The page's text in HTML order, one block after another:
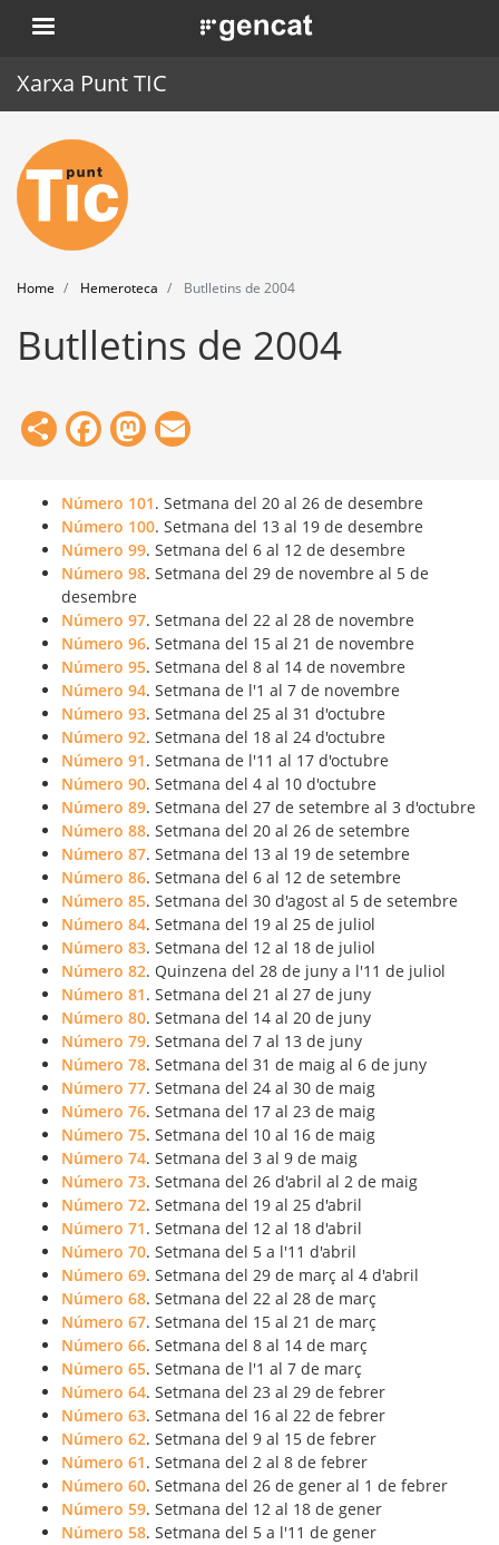
Skip
to
. Obre en una nova finestra.
Xarxa Punt TIC
Home
Punt TIC
News
Events
Training
Tools
Home Hemeroteca Butlletins de 2004
Butlletins de 2004
ShareFacebook
Mastodon
Número 101. Setmana del 20 al 26 de desembre
Número 100. Setmana del 13 al 19 de desembre
Número 99. Setmana del 6 al 12 de desembre
Número 98. Setmana del 29 de novembre al 5 de
desembre
Número 97. Setmana del 22 al 28 de novembre
Número 96. Setmana del 15 al 21 de novembre
Número 95. Setmana del 8 al 14 de novembre
Número 94. Setmana de l'1 al 7 de novembre
Número 93. Setmana del 25 al 31 d'octubre
Número 92. Setmana del 18 al 24 d'octubre
Número 91. Setmana de l'11 al 17 d'octubre
Número 90. Setmana del 4 al 10 d'octubre
Número 89. Setmana del 27 de setembre al 3 d'octubre
Número 88. Setmana del 20 al 26 de setembre
Número 87. Setmana del 13 al 19 de setembre
Número 86. Setmana del 6 al 12 de setembre
Número 85. Setmana del 30 d'agost al 5 de setembre
Número 84. Setmana del 19 al 25 de juliol
Número 83. Setmana del 12 al 18 de juliol
Número 82. Quinzena del 28 de juny a l'11 de juliol
Número 81. Setmana del 21 al 27 de juny
Número 80. Setmana del 14 al 20 de juny
Número 79. Setmana del 7 al 13 de juny
Número 78. Setmana del 31 de maig al 6 de juny
Número 77. Setmana del 24 al 30 de maig
Número 76. Setmana del 17 al 23 de maig
Número 75. Setmana del 10 al 16 de maig
Número 74. Setmana del 3 al 9 de maig
Número 73. Setmana del 26 d'abril al 2 de maig
Número 72. Setmana del 19 al 25 d'abril
Número 71. Setmana del 12 al 18 d'abril
Número 70. Setmana del 5 a l'11 d'abril
Número 69. Setmana del 29 de març al 4 d'abril
Número 68. Setmana del 22 al 28 de març
Número 67. Setmana del 15 al 21 de març
Número 66. Setmana del 8 al 14 de març
Número 65. Setmana de l'1 al 7 de març
Número 64. Setmana del 23 al 29 de febrer
Número 63. Setmana del 16 al 22 de febrer
Número 62. Setmana del 9 al 15 de febrer
Número 61. Setmana del 2 al 8 de febrer
Número 60. Setmana del 26 de gener al 1 de febrer
Número 59. Setmana del 12 al 18 de gener
Número 58. Setmana del 5 a l'11 de gener